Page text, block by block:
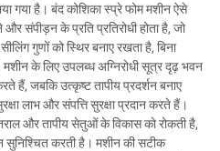
गया है। बंद कोशिका स्प्रे फोम मशीन ऐसे
संपीड़न के प्रति प्रतिरोधी होता है, जो
गुणों को स्थिर बनाए रखता है, बिना
के लिए उपलब्ध अग्निरोधी सूत्र दृढ़ भवन
हैं, जबकि उत्कृष्ट तापीय प्रदर्शन बनाए
लाभ और संपत्ति सुरक्षा प्रदान करते हैं।
और तापीय सेतुओं के विकास को रोकती है,
सुनिश्चित करती है। मशीन की सटीक